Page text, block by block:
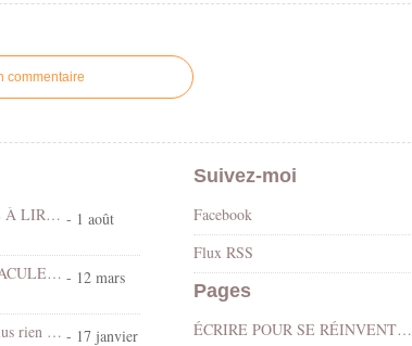
commentaire
LE DÉLUGE, UN LIVRE À LIRE AU COIN DES FEUX … - 1 août
LÂCHE-MOI LES TENTACULES !!! - 12 mars
Les vœux, ça ne vœu (t) plus rien dire ! - 17 janvier
Suivez-moi
Facebook
Flux RSS
Pages
ÉCRIRE POUR SE RÉINVENTER… Atelier d’écriture thérapeutique